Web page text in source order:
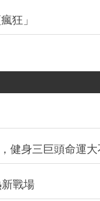
狂」
健身三巨頭命運大
戰場